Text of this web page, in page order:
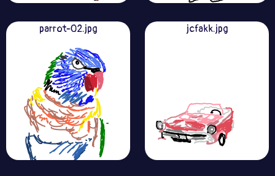
parrot-02.jpg jcfakk.jpg